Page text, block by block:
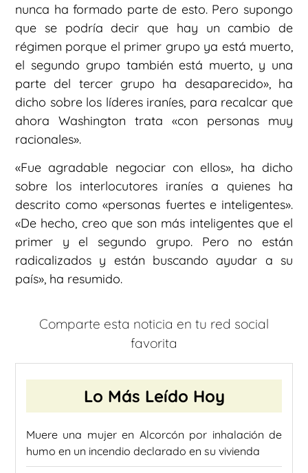
nunca ha formado parte de esto. Pero supongo
que se podría decir que hay un cambio de
régimen porque el primer grupo ya está muerto,
el segundo grupo también está muerto, y una
parte del tercer grupo ha desaparecido», ha
dicho sobre los líderes iraníes, para recalcar que
ahora Washington trata «con personas muy
racionales».
«Fue agradable negociar con ellos», ha dicho
sobre los interlocutores iraníes a quienes ha
descrito como «personas fuertes e inteligentes».
«De hecho, creo que son más inteligentes que el
primer y el segundo grupo. Pero no están
radicalizados y están buscando ayudar a su
país», ha resumido.
Comparte esta noticia en tu red social
favorita
Lo Más Leído Hoy
Muere una mujer en Alcorcón por inhalación de
humo en un incendio declarado en su vivienda